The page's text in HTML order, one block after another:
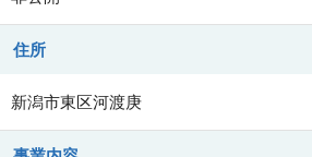
住所
新潟市東区河渡庚